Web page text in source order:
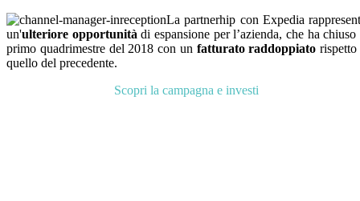
La partnerhip con Expedia
un'ulteriore opportunità di espansione per l’azienda, che ha
primo quadrimestre del 2018 con un fatturato raddoppiato rispetto
quello del precedente.
Scopri la campagna e investi